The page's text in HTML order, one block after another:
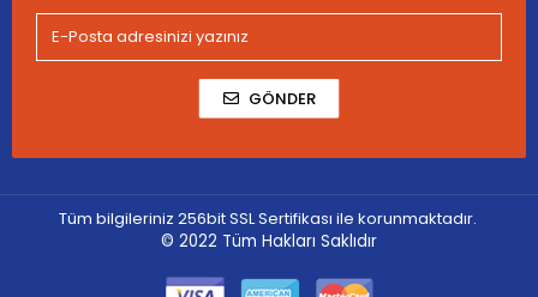
GÖNDER
Tüm bilgileriniz 256bit SSL Sertifikası ile korunmaktadır.
© 2022 Tüm Hakları Saklıdır